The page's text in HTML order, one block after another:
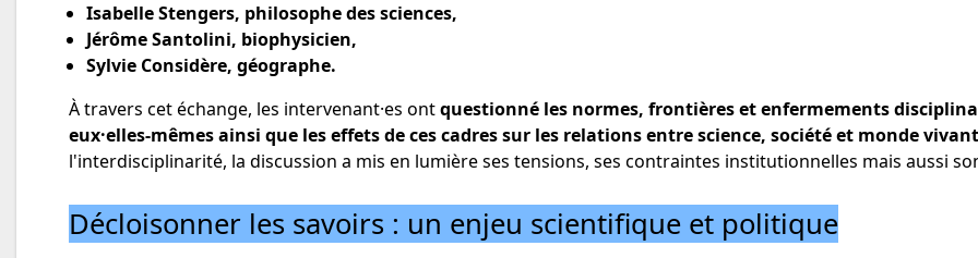
Isabelle Stengers, philosophe des sciences,
Jérôme Santolini, biophysicien,
Sylvie Considère, géographe.
À travers cet échange, les intervenant·es ontquestionné les normes, frontières et enfermements
eux·elles-mêmes ainsi que les effets de ces cadres sur les relations entre science, société et monde
l'interdisciplinarité, la discussion a mis en lumière ses tensions, ses contraintes institutionnelles mais aussi
Décloisonner les savoirs : un enjeu scientifique et politique